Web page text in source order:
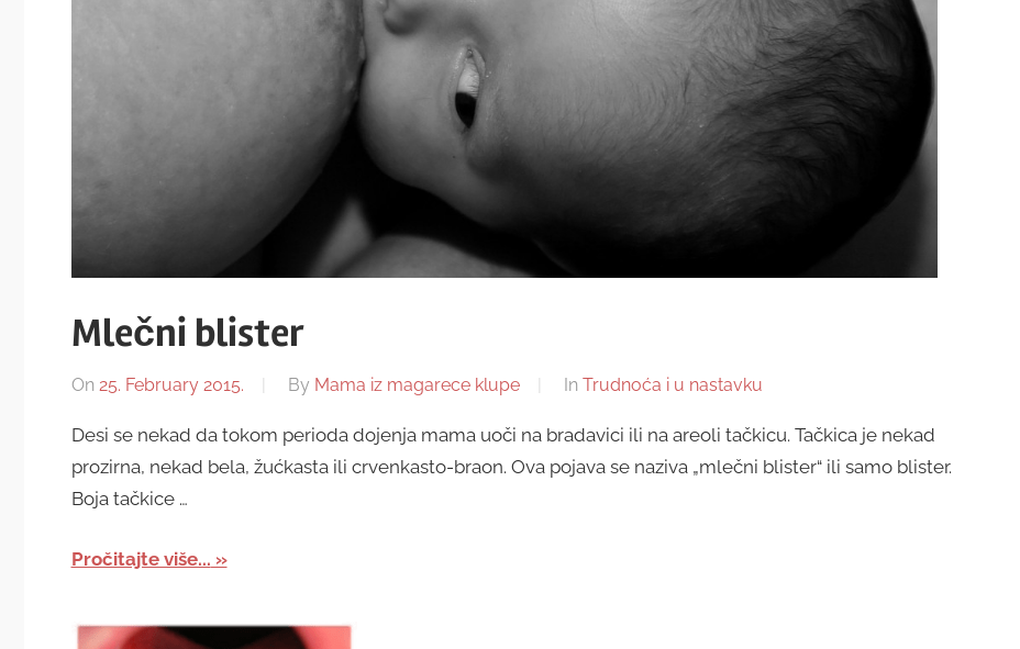
Mlečni blister
On 25. February 2015. By Mama iz magarece klupe In Trudnoća i u nastavku
Desi se nekad da tokom perioda dojenja mama uoči na bradavici ili na areoli tačkicu. Tačkica je nekad
prozirna, nekad bela, žućkasta ili crvenkasto-braon. Ova pojava se naziva „mlečni blister“ ili samo blister.
Boja tačkice …
Pročitajte više...